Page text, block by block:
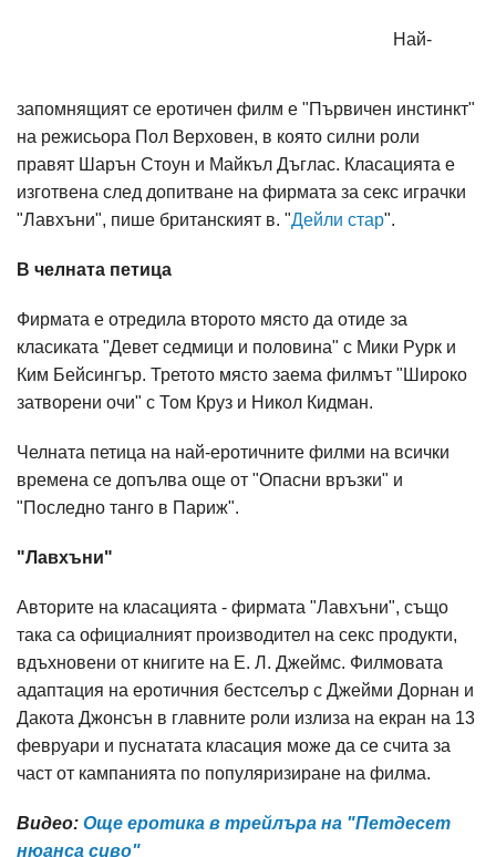
Най-
запомнящият се еротичен филм е "Първичен инстинкт"
на режисьора Пол Верховен, в която силни роли
правят Шарън Стоун и Майкъл Дъглас. Класацията е
изготвена след допитване на фирмата за секс играчки
"Лавхъни", пише британският в. "Дейли стар".
В челната петица
Фирмата е отредила второто място да отиде за
класиката "Девет седмици и половина" с Мики Рурк и
Ким Бейсингър. Третото място заема филмът "Широко
затворени очи" с Том Круз и Никол Кидман.
Челната петица на най-еротичните филми на всички
времена се допълва още от "Опасни връзки" и
"Последно танго в Париж".
"Лавхъни"
Авторите на класацията - фирмата "Лавхъни", също
така са официалният производител на секс продукти,
вдъхновени от книгите на Е. Л. Джеймс. Филмовата
адаптация на еротичния бестселър с Джейми Дорнан и
Дакота Джонсън в главните роли излиза на екран на 13
февруари и пуснатата класация може да се счита за
част от кампанията по популяризиране на филма.
Видео: Още еротика в трейлъра на "Петдесет
нюанса сиво"